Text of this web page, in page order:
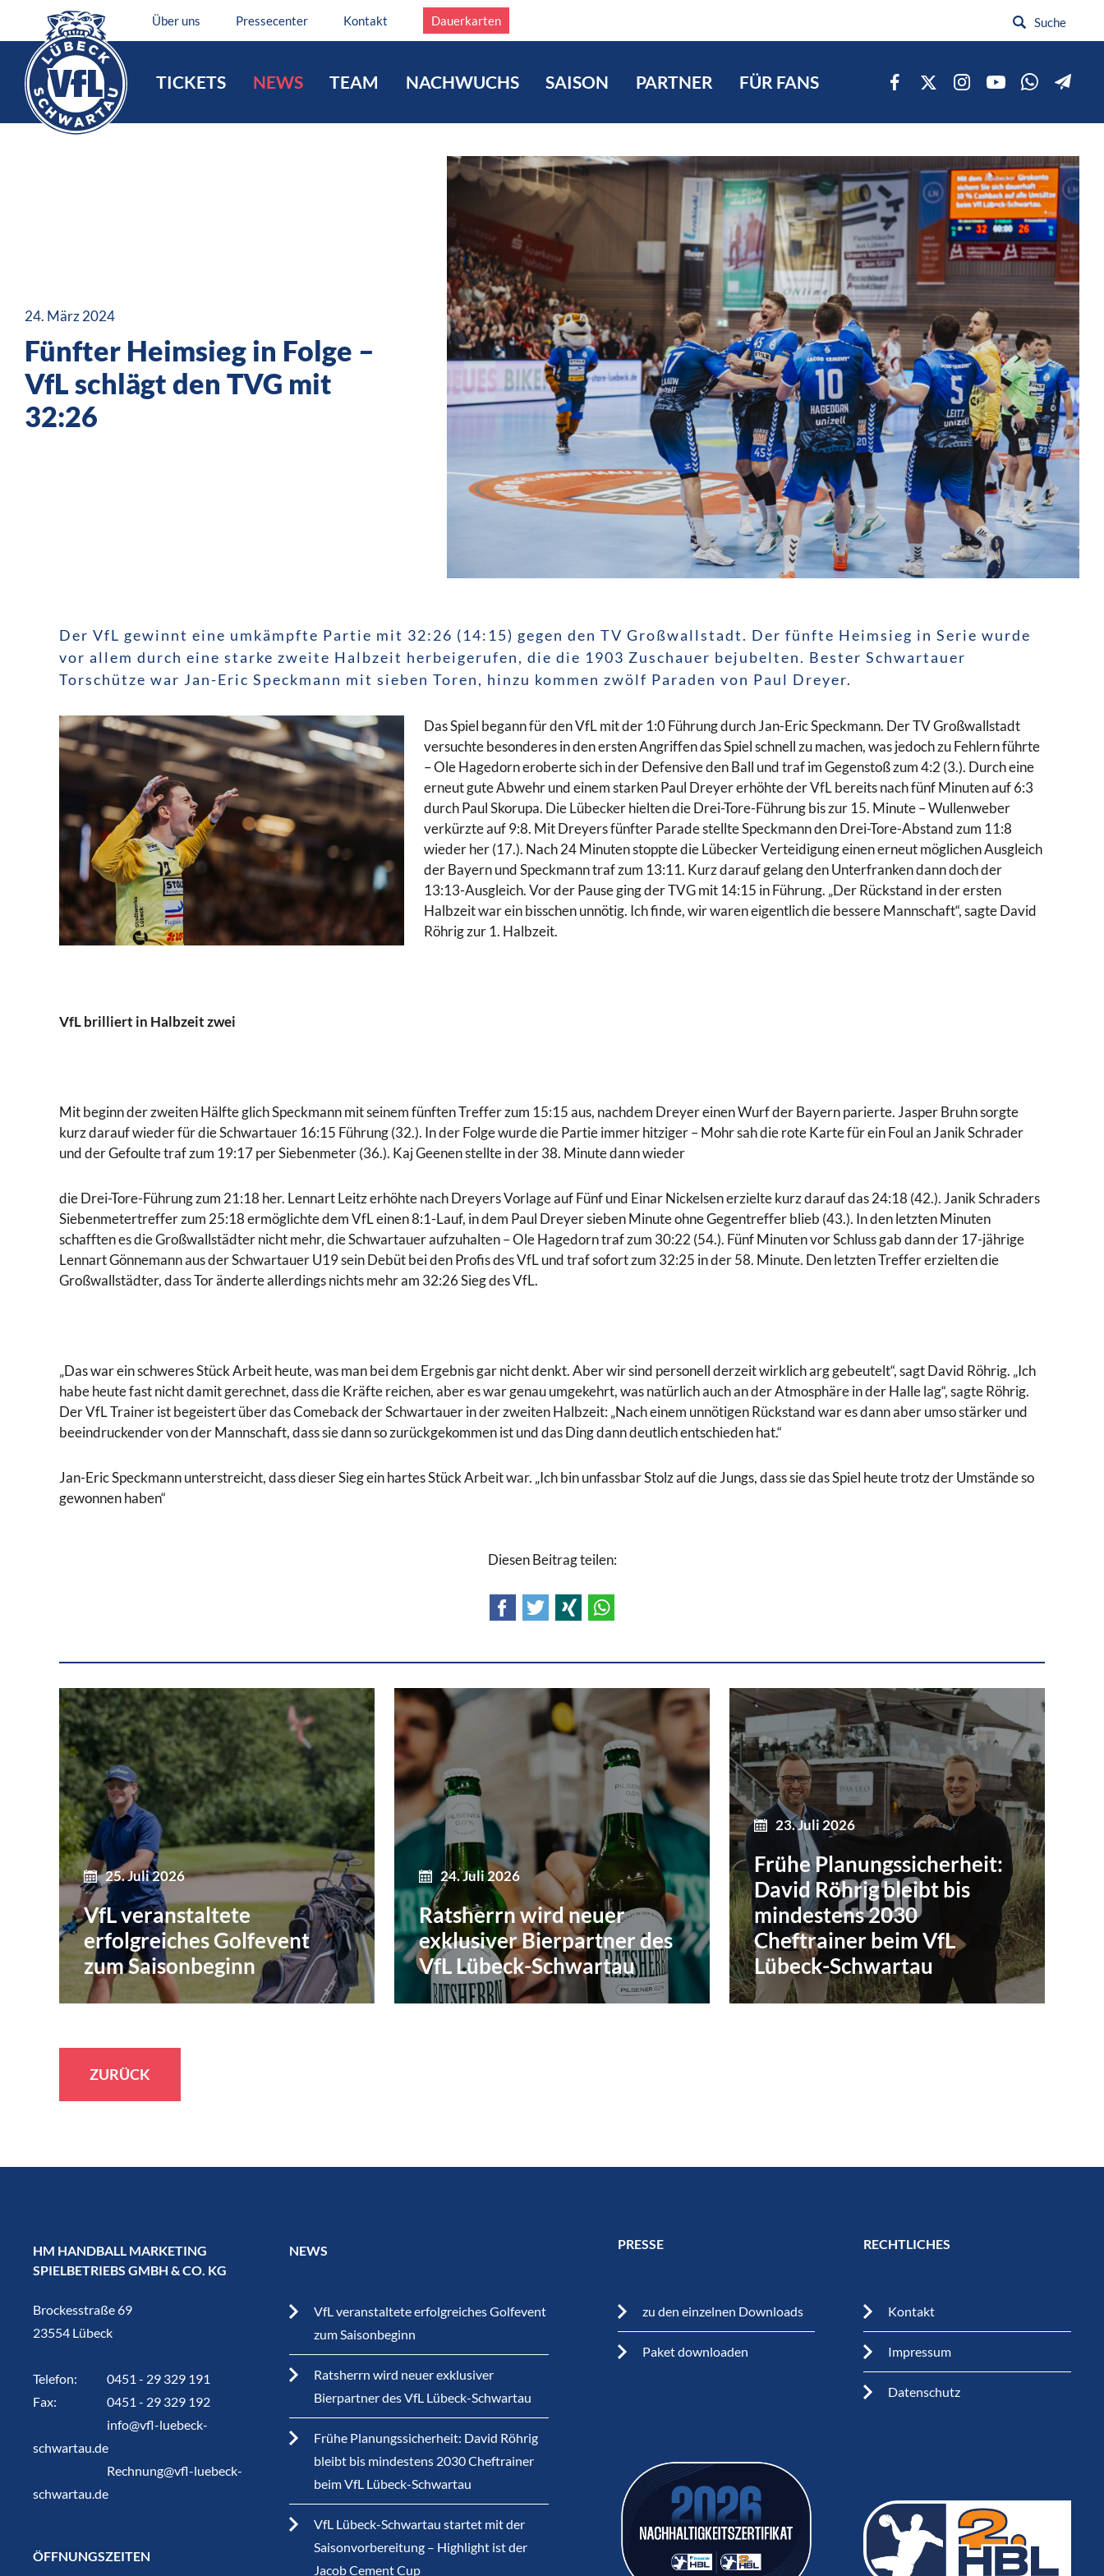
Über uns Pressecenter Kontakt Dauerkarten
TICKETS NEWS TEAM NACHWUCHS SAISON PARTNER FÜR FANS
24. März 2024
Fünfter Heimsieg in Folge –
VfL schlägt den TVG mit
32:26
Der VfL gewinnt eine umkämpfte Partie mit 32:26 (14:15) gegen den TV Großwallstadt. Der fünfte Heimsieg in Serie wurde
vor allem durch eine starke zweite Halbzeit herbeigerufen, die die 1903 Zuschauer bejubelten. Bester Schwartauer
Torschütze war Jan-Eric Speckmann mit sieben Toren, hinzu kommen zwölf Paraden von Paul Dreyer.
Das Spiel begann für den VfL mit der 1:0 Führung durch Jan-Eric Speckmann. Der TV Großwallstadt
versuchte besonderes in den ersten Angriffen das Spiel schnell zu machen, was jedoch zu Fehlern führte
– Ole Hagedorn eroberte sich in der Defensive den Ball und traf im Gegenstoß zum 4:2 (3.). Durch eine
erneut gute Abwehr und einem starken Paul Dreyer erhöhte der VfL bereits nach fünf Minuten auf 6:3
durch Paul Skorupa. Die Lübecker hielten die Drei-Tore-Führung bis zur 15. Minute – Wullenweber
verkürzte auf 9:8. Mit Dreyers fünfter Parade stellte Speckmann den Drei-Tore-Abstand zum 11:8
wieder her (17.). Nach 24 Minuten stoppte die Lübecker Verteidigung einen erneut möglichen Ausgleich
der Bayern und Speckmann traf zum 13:11. Kurz darauf gelang den Unterfranken dann doch der
13:13-Ausgleich. Vor der Pause ging der TVG mit 14:15 in Führung. „Der Rückstand in der ersten
Halbzeit war ein bisschen unnötig. Ich finde, wir waren eigentlich die bessere Mannschaft“, sagte David
Röhrig zur 1. Halbzeit.
VfL brilliert in Halbzeit zwei
Mit beginn der zweiten Hälfte glich Speckmann mit seinem fünften Treffer zum 15:15 aus, nachdem Dreyer einen Wurf der Bayern parierte. Jasper Bruhn sorgte
kurz darauf wieder für die Schwartauer 16:15 Führung (32.). In der Folge wurde die Partie immer hitziger – Mohr sah die rote Karte für ein Foul an Janik Schrader
und der Gefoulte traf zum 19:17 per Siebenmeter (36.). Kaj Geenen stellte in der 38. Minute dann wieder
die Drei-Tore-Führung zum 21:18 her. Lennart Leitz erhöhte nach Dreyers Vorlage auf Fünf und Einar Nickelsen erzielte kurz darauf das 24:18 (42.). Janik Schraders
Siebenmetertreffer zum 25:18 ermöglichte dem VfL einen 8:1-Lauf, in dem Paul Dreyer sieben Minute ohne Gegentreffer blieb (43.). In den letzten Minuten
schafften es die Großwallstädter nicht mehr, die Schwartauer aufzuhalten – Ole Hagedorn traf zum 30:22 (54.). Fünf Minuten vor Schluss gab dann der 17-jährige
Lennart Gönnemann aus der Schwartauer U19 sein Debüt bei den Profis des VfL und traf sofort zum 32:25 in der 58. Minute. Den letzten Treffer erzielten die
Großwallstädter, dass Tor änderte allerdings nichts mehr am 32:26 Sieg des VfL.
„Das war ein schweres Stück Arbeit heute, was man bei dem Ergebnis gar nicht denkt. Aber wir sind personell derzeit wirklich arg gebeutelt“, sagt David Röhrig. „Ich
habe heute fast nicht damit gerechnet, dass die Kräfte reichen, aber es war genau umgekehrt, was natürlich auch an der Atmosphäre in der Halle lag“, sagte Röhrig.
Der VfL Trainer ist begeistert über das Comeback der Schwartauer in der zweiten Halbzeit: „Nach einem unnötigen Rückstand war es dann aber umso stärker und
beeindruckender von der Mannschaft, dass sie dann so zurückgekommen ist und das Ding dann deutlich entschieden hat.“
Jan-Eric Speckmann unterstreicht, dass dieser Sieg ein hartes Stück Arbeit war. „Ich bin unfassbar Stolz auf die Jungs, dass sie das Spiel heute trotz der Umstände so
gewonnen haben“
Diesen Beitrag teilen:
FacebookTwitterXing
25. Juli 2026
VfL veranstaltete
erfolgreiches Golfevent
zum Saisonbeginn
24. Juli 2026
Ratsherrn wird neuer
exklusiver Bierpartner des
VfL Lübeck-Schwartau
23. Juli 2026
Frühe Planungssicherheit:
David Röhrig bleibt bis
mindestens 2030
Cheftrainer beim VfL
Lübeck-Schwartau
ZURÜCK
HM HANDBALL MARKETING
SPIELBETRIEBS GMBH & CO. KG
Brockesstraße 69
23554 Lübeck
Telefon:
0451 - 29 329 191
Fax:
0451 - 29 329 192
info@vfl-luebeck-
schwartau.de
Rechnung@vfl-luebeck-
schwartau.de
ÖFFNUNGSZEITEN
NEWS
VfL veranstaltete erfolgreiches Golfevent
zum Saisonbeginn
Ratsherrn wird neuer exklusiver
Bierpartner des VfL Lübeck-Schwartau
Frühe Planungssicherheit: David Röhrig
bleibt bis mindestens 2030 Cheftrainer
beim VfL Lübeck-Schwartau
VfL Lübeck-Schwartau startet mit der
Saisonvorbereitung – Highlight ist der
Jacob Cement Cup
PRESSE
zu den einzelnen Downloads
Paket downloaden
RECHTLICHES
Kontakt
Impressum
Datenschutz